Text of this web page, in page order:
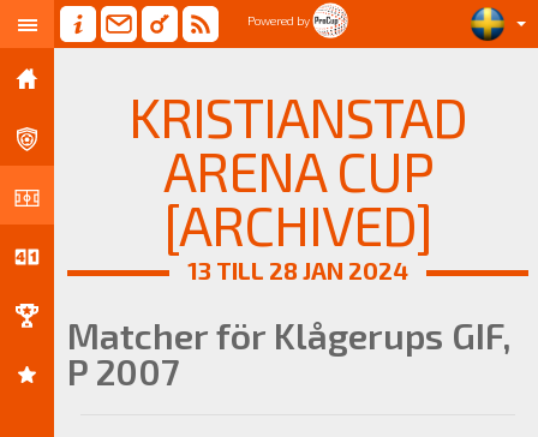
Powered by
KRISTIANSTAD
ARENA CUP
[ARCHIVED]
13 TILL 28 JAN 2024
Matcher för Klågerups GIF,
P 2007